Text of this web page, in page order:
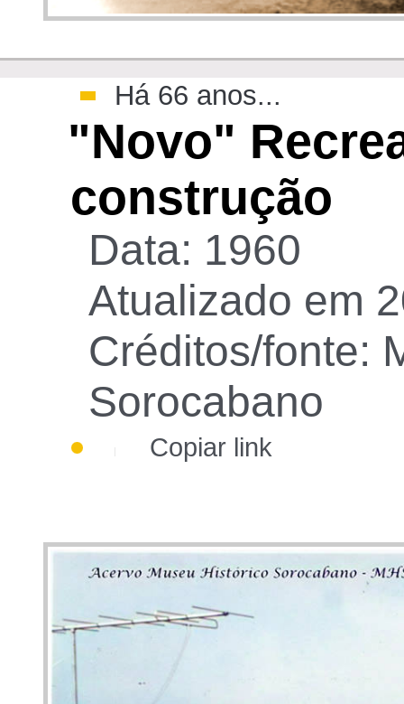
Há 66 anos...
"Novo"
construção
Data: 1960
Atualizado em
Créditos/fonte:
Sorocabano
Copiar link